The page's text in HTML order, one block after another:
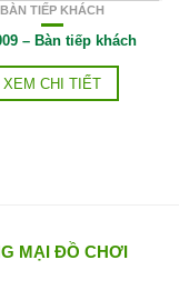
BÀN TIẾP KHÁCH
– Bàn tiếp khách
XEM CHI TIẾT
MẠI ĐỒ CHƠI